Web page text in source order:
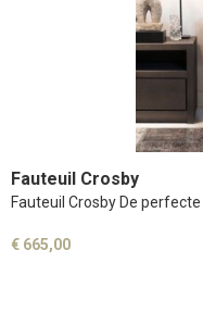
Fauteuil Crosby
Fauteuil Crosby De
€ 665,00